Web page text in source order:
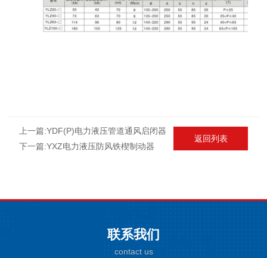
返回列表
上一篇:YDF(P)电力液压管道通风启闭器
下一篇:YXZ电力液压防风铁楔制动器
联系我们
contact us